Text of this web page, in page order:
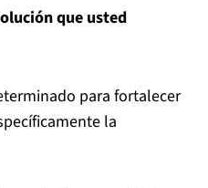
que usted
para fortalecer
la